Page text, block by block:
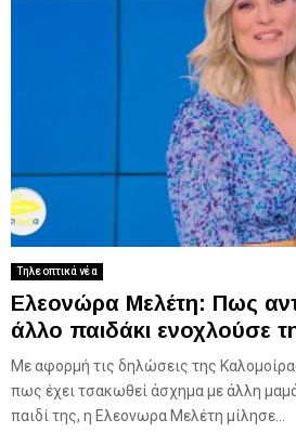
Τηλεοπτικά νέα
Ελεονώρα Μελέτη: Πως
άλλο παιδάκι ενοχλούσε
Με αφορμή τις δηλώσεις της
πως έχει τσακωθεί άσχημα με άλλη
παιδί της, η Ελεονωρα Μελέτη μίλησε...